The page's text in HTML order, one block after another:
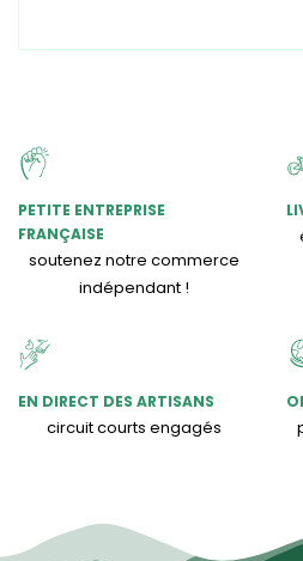
PETITE ENTREPRISE
FRANÇAISE
soutenez notre commerce
indépendant !
EN DIRECT DES ARTISANS
circuit courts engagés